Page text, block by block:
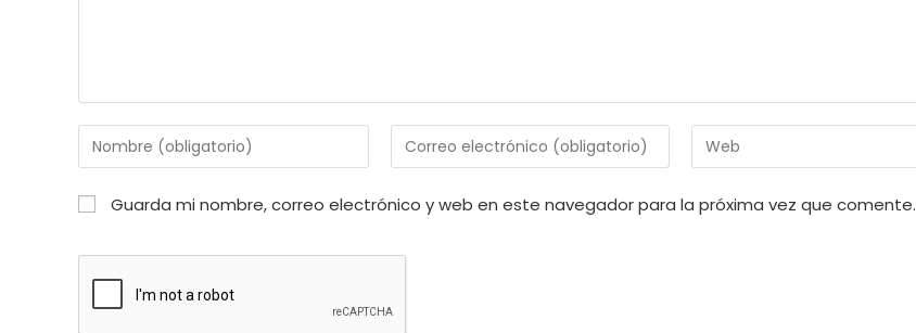
Introduce
tu
nombre
o
Introduce
tu
Introduce
la
de
Guarda mi nombre, correo electrónico y web en este navegador para la próxima vez que comente.